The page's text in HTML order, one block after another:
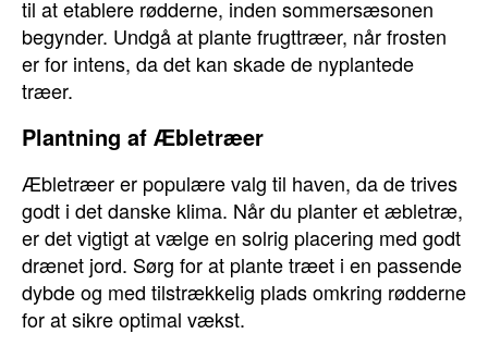
til at etablere rødderne, inden sommersæsonen
begynder. Undgå at plante frugttræer, når frosten
er for intens, da det kan skade de nyplantede
træer.
Plantning af Æbletræer
Æbletræer er populære valg til haven, da de trives
godt i det danske klima. Når du planter et æbletræ,
er det vigtigt at vælge en solrig placering med godt
drænet jord. Sørg for at plante træet i en passende
dybde og med tilstrækkelig plads omkring rødderne
for at sikre optimal vækst.